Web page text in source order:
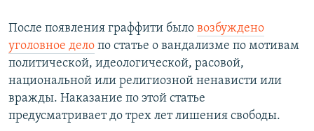
После появления граффити было возбуждено
уголовное дело по статье о вандализме по мотивам
политической, идеологической, расовой,
национальной или религиозной ненависти или
вражды. Наказание по этой статье
предусматривает до трех лет лишения свободы.